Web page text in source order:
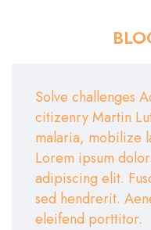
Solve challenges
citizenry Martin
malaria, mobilize
Lorem ipsum
adipiscing elit.
sed hendrerit.
eleifend porttitor.